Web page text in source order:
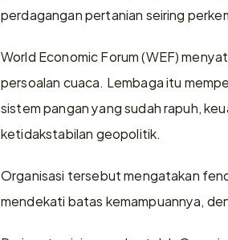
perdagangan pertanian seiring
World Economic Forum (WEF)
persoalan cuaca. Lembaga itu
sistem pangan yang sudah rapuh,
ketidakstabilan geopolitik.
Organisasi tersebut mengatakan
mendekati batas kemampuannya,